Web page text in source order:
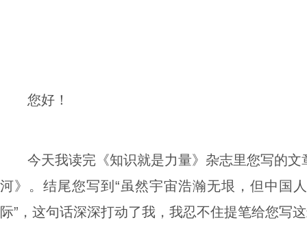
您好！
今天我读完《知识就是力量》杂志里您写的
河》。结尾您写到“虽然宇宙浩瀚无垠，但中国
际”，这句话深深打动了我，我忍不住提笔给您写